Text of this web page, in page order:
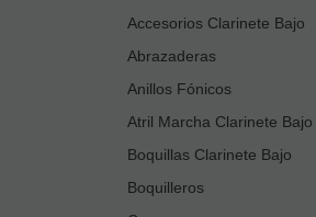
Accesorios Clarinete Bajo
Abrazaderas
Anillos Fónicos
Atril Marcha Clarinete Bajo
Boquillas Clarinete Bajo
Boquilleros